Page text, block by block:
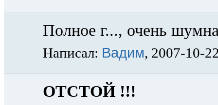
Полное г..., очень
Написал: Вадим, 2007-10-
ОТСТОЙ !!!